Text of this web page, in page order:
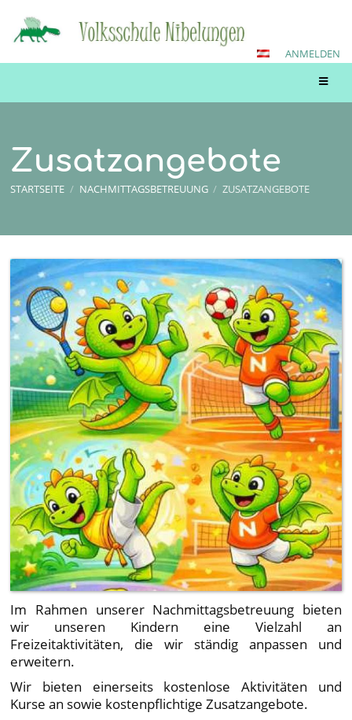
ANMELDEN
Zusatzangebote
STARTSEITE / NACHMITTAGSBETREUUNG / ZUSATZANGEBOTE
Zusatzangebote
Im Rahmen unserer Nachmittagsbetreuung bieten
wir unseren Kindern eine Vielzahl an
Freizeitaktivitäten, die wir ständig anpassen und
erweitern.
Wir bieten einerseits kostenlose Aktivitäten und
Kurse an sowie kostenpflichtige Zusatzangebote.